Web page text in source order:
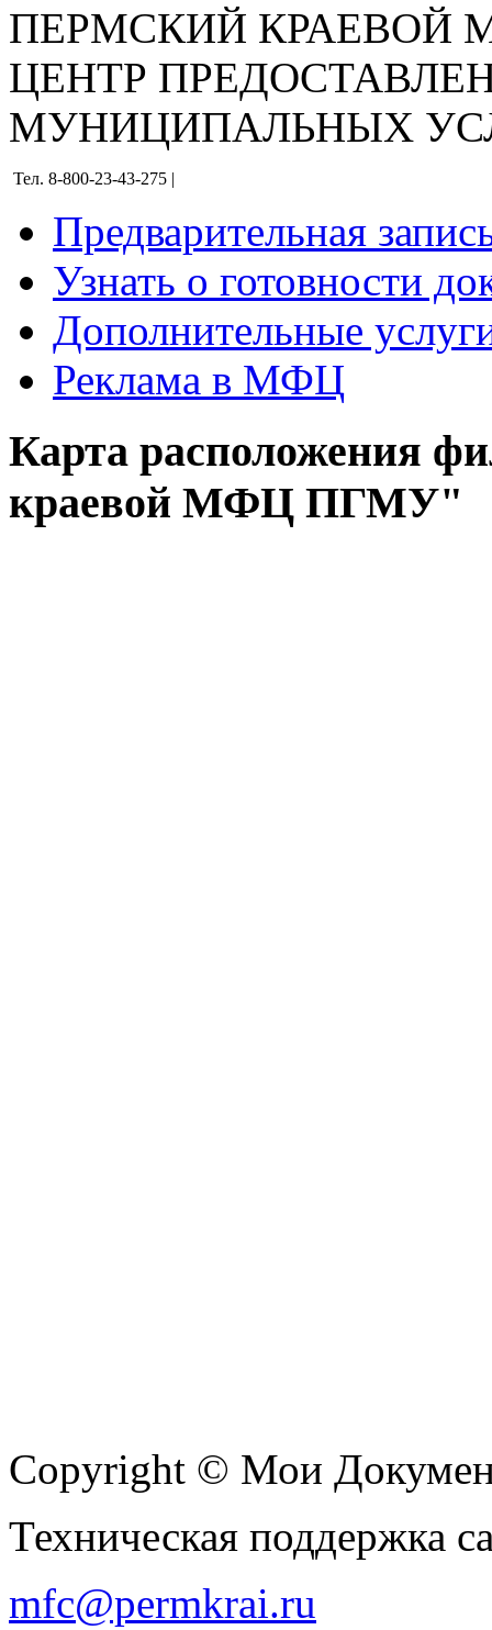
ПЕРМСКИЙ КРАЕВОЙ
ЦЕНТР
МУНИЦИПАЛЬНЫХ
Тел. 8-800-23-43-275 |
Предварительная
Узнать о готовности
Дополнительные
Реклама в МФЦ
Карта расположения
краевой МФЦ ПГМУ"
Copyright © Мои
Техническая поддержка
mfc@permkrai.ru